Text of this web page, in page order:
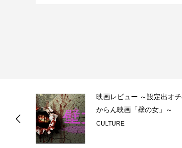
映画レビュー ～設定出オ
からん映画「壁の女」～
CULTURE